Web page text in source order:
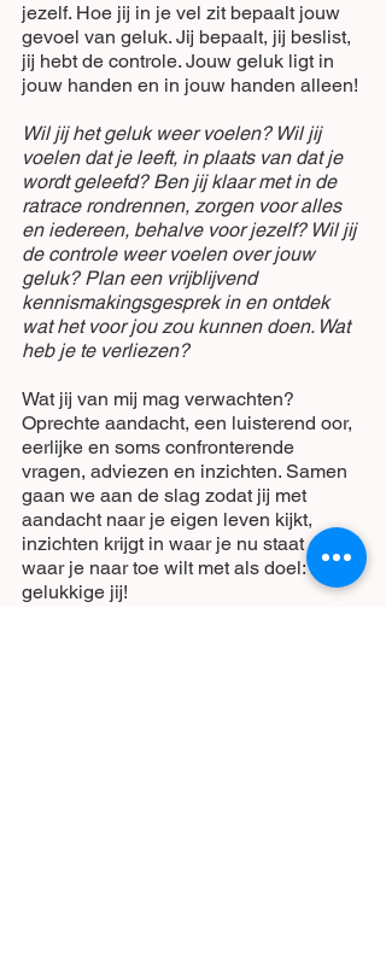
jezelf. Hoe jij in je vel zit bepaalt jouw
gevoel van geluk. Jij bepaalt, jij beslist,
jij hebt de controle. Jouw geluk ligt in
jouw handen en in jouw handen alleen!
Wil jij het geluk weer voelen? Wil jij
voelen dat je leeft, in plaats van dat je
wordt geleefd? Ben jij klaar met in de
ratrace rondrennen, zorgen voor alles
en iedereen, behalve voor jezelf? Wil jij
de controle weer voelen over jouw
geluk? Plan een vrijblijvend
kennismakingsgesprek in en ontdek
wat het voor jou zou kunnen doen. Wat
heb je te verliezen?
Wat jij van mij mag verwachten?
Oprechte aandacht, een luisterend oor,
eerlijke en soms confronterende
vragen, adviezen en inzichten. Samen
gaan we aan de slag zodat jij met
aandacht naar je eigen leven kijkt,
inzichten krijgt in waar je nu staat en
waar je naar toe wilt met als doel: Een
gelukkige jij!